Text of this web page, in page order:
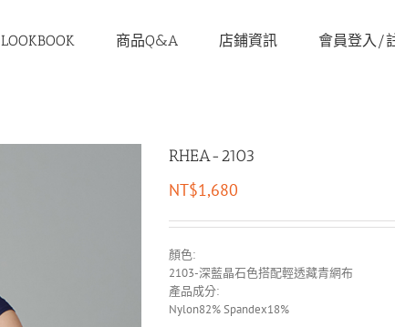
LOOKBOOK 商品Q&A 店鋪資訊 會員登入/
RHEA-2103
NT$1,680
顏色:
2103-深藍晶石色搭配輕透藏青網布
產品成分:
Nylon82% Spandex18%